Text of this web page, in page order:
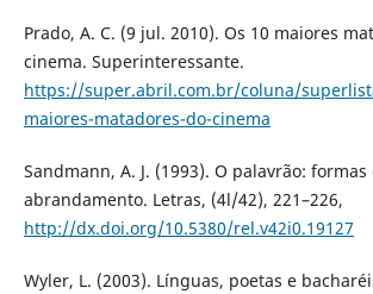
Prado, A. C. (9 jul. 2010). Os 10 maiores
cinema. Superinteressante.
https://super.abril.com.br/coluna/
maiores-matadores-do-cinema
Sandmann, A. J. (1993). O palavrão: formas
abrandamento. Letras, (4l/42), 221–226,
http://dx.doi.org/10.5380/rel.v42i0.19127
Wyler, L. (2003). Línguas, poetas e